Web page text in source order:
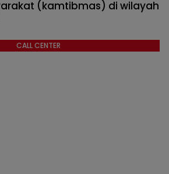
(kamtibmas) di wilayah
CALL CENTER